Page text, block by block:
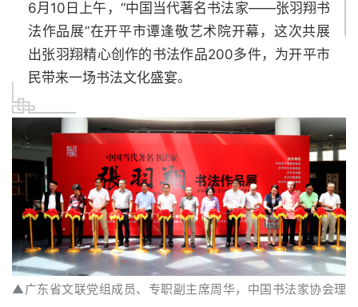
6月10日上午，“中国当代著名书法家——张羽翔书
法作品展”在开平市谭逢敬艺术院开幕，这次共展
出张羽翔精心创作的书法作品200多件，为开平市
民带来一场书法文化盛宴。
▲广东省文联党组成员、专职副主席周华，中国书法家协会理